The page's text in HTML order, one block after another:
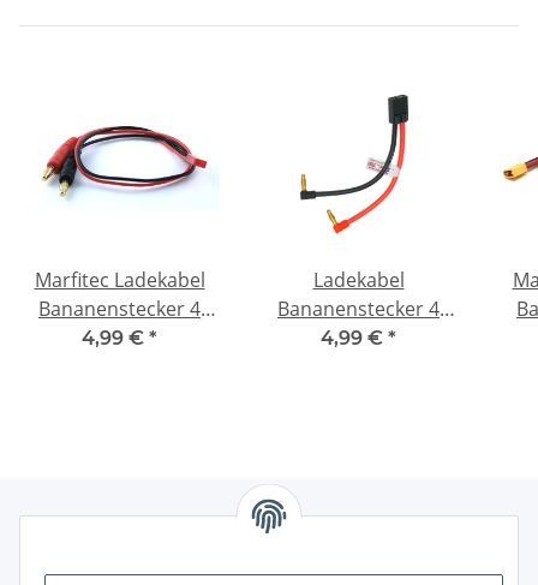
Marfitec Ladekabel
Bananenstecker 4
mm -> BEC JST Stecker
4,99 € *
Ladekabel
Bananenstecker 4
mm abgewinkelt ->
4,99 € *
Gesetzliche Informationen